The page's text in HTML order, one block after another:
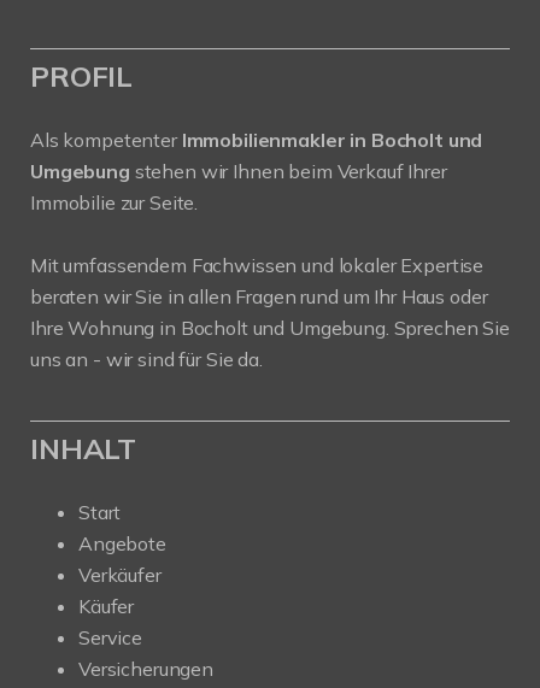
PROFIL
Als kompetenter Immobilienmakler in Bocholt und
Umgebung stehen wir Ihnen beim Verkauf Ihrer
Immobilie zur Seite.
Mit umfassendem Fachwissen und lokaler Expertise
beraten wir Sie in allen Fragen rund um Ihr Haus oder
Ihre Wohnung in Bocholt und Umgebung. Sprechen Sie
uns an - wir sind für Sie da.
INHALT
Start
Angebote
Verkäufer
Käufer
Service
Versicherungen